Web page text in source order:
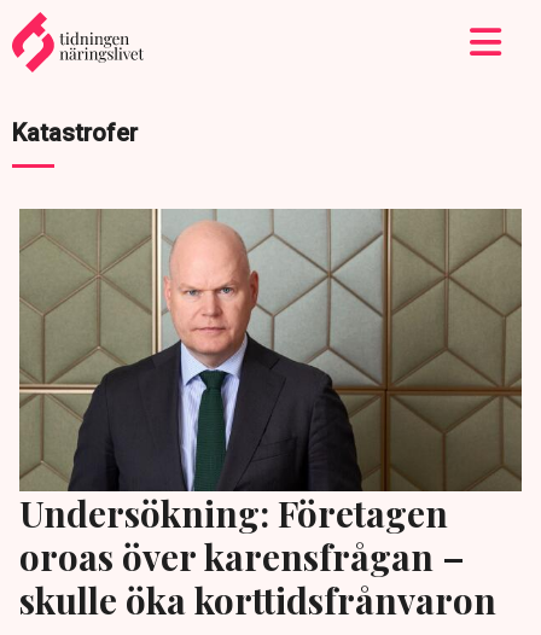
Katastrofer
Undersökning: Företagen
oroas över karensfrågan –
skulle öka korttidsfrånvaron